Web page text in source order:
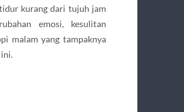
kurang dari tujuh jam
emosi, kesulitan
malam yang tampaknya